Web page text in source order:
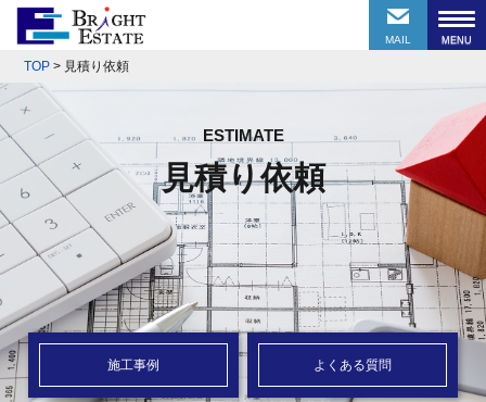
MAIL
TOP > 見積り依頼
施工事例 よくある質問
ESTIMATE
見積り依頼